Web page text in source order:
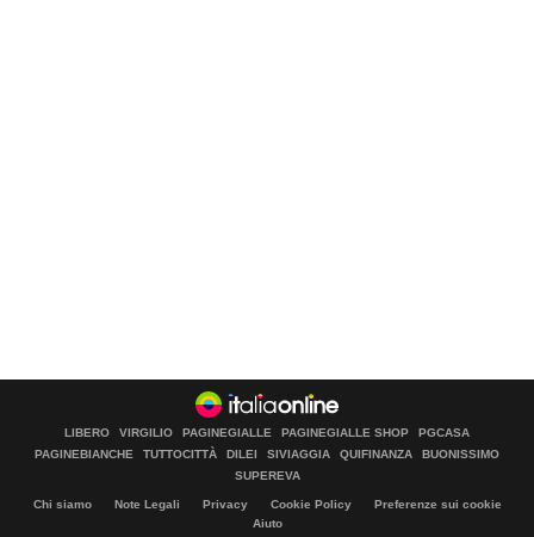
LIBERO VIRGILIO PAGINEGIALLE PAGINEGIALLE SHOP
PGCASA
PAGINEBIANCHE
TUTTOCITTÀ DILEI SIVIAGGIA QUIFINANZA
BUONISSIMO
SUPEREVA
Chi siamo Note Legali Privacy Cookie Policy
Preferenze sui cookie
Aiuto